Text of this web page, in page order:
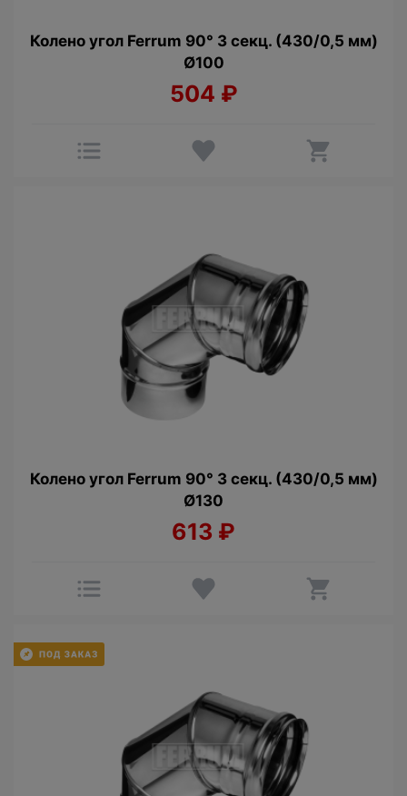
Колено угол Ferrum 90° 3 секц. (430/0,5 мм)
Ø100
504 ₽
Колено угол Ferrum 90° 3 секц. (430/0,5 мм)
Ø130
613 ₽